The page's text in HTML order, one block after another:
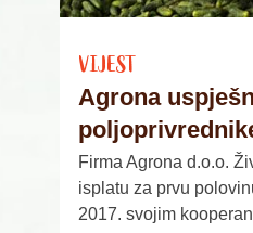
VIJEST
Agrona
Firma Agrona d.o.o.
isplatu za prvu
2017. svojim